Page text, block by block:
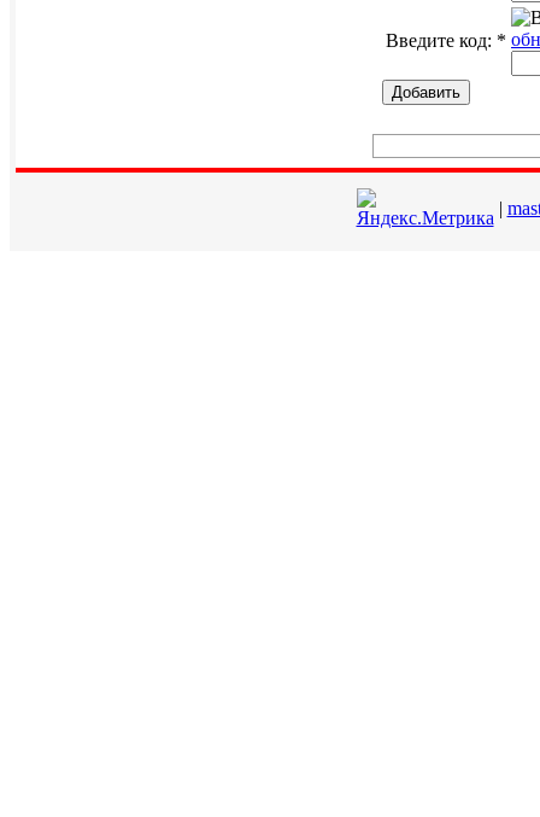
Введите код: *
Добавить
|